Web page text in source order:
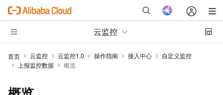
云监控
首页 云监控 云监控1.0 操作指南 接入中心
自定义监控
上报监控数据
概览